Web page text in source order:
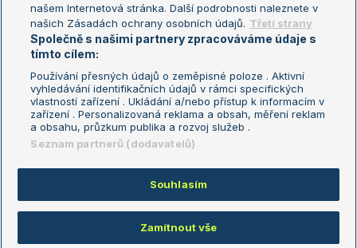
Livesport Daily
LS Prague Open
Podmínky užití
Nastavení soukromí
GDPR a žurnalistika
Reklama
Kontakt
Informace o zpracování osobních
údajů
Copyright © 2008-2026 TenisPortal.cz. Využíváme zpravodajství ČTK.
našem Internetová stránka. Další podrobnosti naleznete v
našich Zásadách ochrany osobních údajů. Třetí strany
Společně s našimi partnery zpracováváme údaje s
tímto cílem:
Používání přesných údajů o zeměpisné poloze . Aktivní
vyhledávání identifikačních údajů v rámci specifických
vlastností zařízení . Ukládání a/nebo přístup k informacím v
zařízení . Personalizovaná reklama a obsah, měření reklam
a obsahu, průzkum publika a rozvoj služeb .
Seznam partnerů (dodavatelů)
Souhlasím
Zamítnout vše